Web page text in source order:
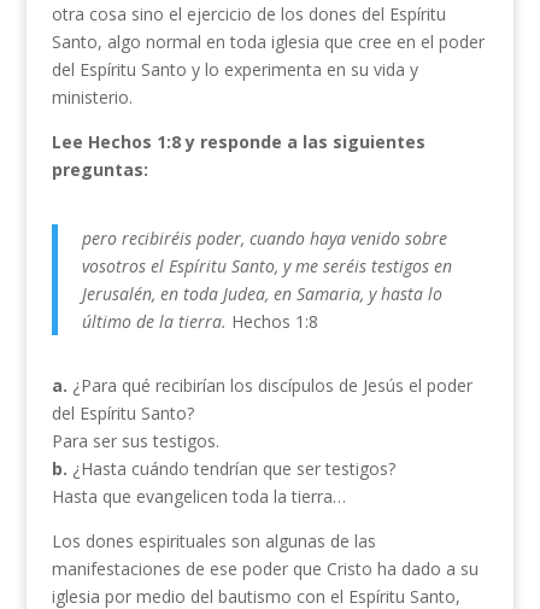
otra cosa sino el ejercicio de los dones del Espíritu
Santo, algo normal en toda iglesia que cree en el poder
del Espíritu Santo y lo experimenta en su vida y
ministerio.
Lee Hechos 1:8 y responde a las siguientes
preguntas:
pero recibiréis poder, cuando haya venido sobre
vosotros el Espíritu Santo, y me seréis testigos en
Jerusalén, en toda Judea, en Samaria, y hasta lo
último de la tierra. Hechos 1:8
a. ¿Para qué recibirían los discípulos de Jesús el poder
del Espíritu Santo?
Para ser sus testigos.
b. ¿Hasta cuándo tendrían que ser testigos?
Hasta que evangelicen toda la tierra…
Los dones espirituales son algunas de las
manifestaciones de ese poder que Cristo ha dado a su
iglesia por medio del bautismo con el Espíritu Santo,